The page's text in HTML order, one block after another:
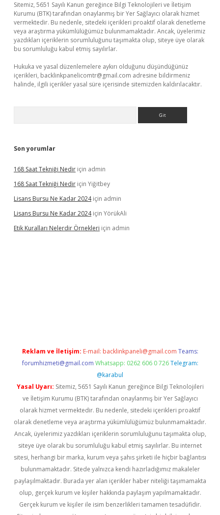
Sitemiz, 5651 Sayılı Kanun gereğince Bilgi Teknolojileri ve İletişim
Kurumu (BTK) tarafından onaylanmış bir Yer Sağlayıcı olarak hizmet
vermektedir. Bu nedenle, sitedeki içerikleri proaktif olarak denetleme
veya araştırma yükümlülüğümüz bulunmamaktadır. Ancak, üyelerimiz
yazdıkları içeriklerin sorumluluğunu taşımakta olup, siteye üye olarak
bu sorumluluğu kabul etmiş sayılırlar.
Hukuka ve yasal düzenlemelere aykırı olduğunu düşündüğünüz
içerikleri, backlinkpanelicomtr@gmail.com adresine bildirmeniz
halinde, ilgili içerikler yasal süre içerisinde sitemizden kaldırılacaktır.
Son yorumlar
168 Saat Tekniği Nedir için admin
168 Saat Tekniği Nedir için Yiğitbey
Lisans Bursu Ne Kadar 2024için admin
Lisans Bursu Ne Kadar 2024için YörükAli
Etik Kuralları Nelerdir Örnekleri için admin
Reklam ve İletişim: E-mail: backlinkpaneli@gmail.com Teams:
forumhizmeti@gmail.com Whatsapp: 0262 606 0 726 Telegram:
@karabul
Yasal Uyarı: Sitemiz, 5651 Sayılı Kanun gereğince Bilgi Teknolojileri
ve İletişim Kurumu (BTK) tarafından onaylanmış bir Yer Sağlayıcı
olarak hizmet vermektedir. Bu nedenle, sitedeki içerikleri proaktif
olarak denetleme veya araştırma yükümlülüğümüz bulunmamaktadır.
Ancak, üyelerimiz yazdıkları içeriklerin sorumluluğunu taşımakta olup,
siteye üye olarak bu sorumluluğu kabul etmiş sayılırlar. Bu internet
sitesi, herhangi bir marka, kurum veya şahıs şirketi ile hiçbir bağlantısı
bulunmamaktadır. Sitede yalnızca kendi hazırladığımız makaleler
paylaşılmaktadır. Burada yer alan içerikler haber niteliği taşımamakta
olup, gerçek kurum ve kişiler hakkında paylaşım yapılmamaktadır.
Gerçek kurum ve kişiler ile isim benzerlikleri tamamen tesadüfidir.